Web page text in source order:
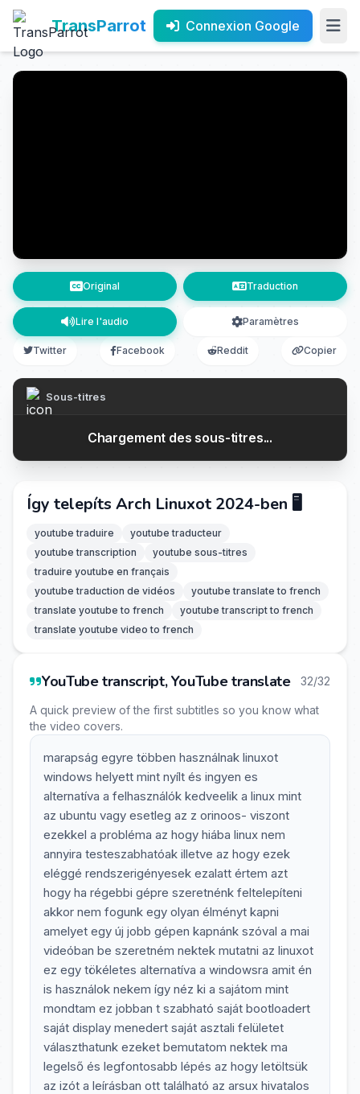
TransParrot Connexion Google
Original Traduction
Lire l'audio Paramètres
Twitter Facebook Reddit Copier
Sous-titres
Chargement des sous-titres...
Így telepíts Arch Linuxot 2024-ben 🖥️
youtube traduire
youtube traducteur
youtube transcription
youtube sous-titres
traduire youtube en français
youtube traduction de vidéos
youtube translate to french
translate youtube to french
youtube transcript to french
translate youtube video to french
YouTube transcript, YouTube translate 32/32
A quick preview of the first subtitles so you know what
the video covers.
marapság egyre többen használnak linuxot
windows helyett mint nyílt és ingyen es
alternatíva a felhasználók kedveelik a linux mint
az ubuntu vagy esetleg az z orinoos- viszont
ezekkel a probléma az hogy hiába linux nem
annyira testeszabhatóak illetve az hogy ezek
eléggé rendszerigényesek ezalatt értem azt
hogy ha régebbi gépre szeretnénk feltelepíteni
akkor nem fogunk egy olyan élményt kapni
amelyet egy új jobb gépen kapnánk szóval a mai
videóban be szeretném nektek mutatni az linuxot
ez egy tökéletes alternatíva a windowsra amit én
is használok nekem így néz ki a sajátom mint
mondtam ez jobban t szabható saját bootloadert
saját display menedert saját asztali felületet
választhatunk ezeket bemutatom nektek ma
legelső és legfontosabb lépés az hogy letöltsük
az izót a leírásban ott található az arsux hivatalos